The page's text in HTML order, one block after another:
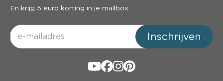
En krijg 5 euro korting in je mailbox
Inschrijven